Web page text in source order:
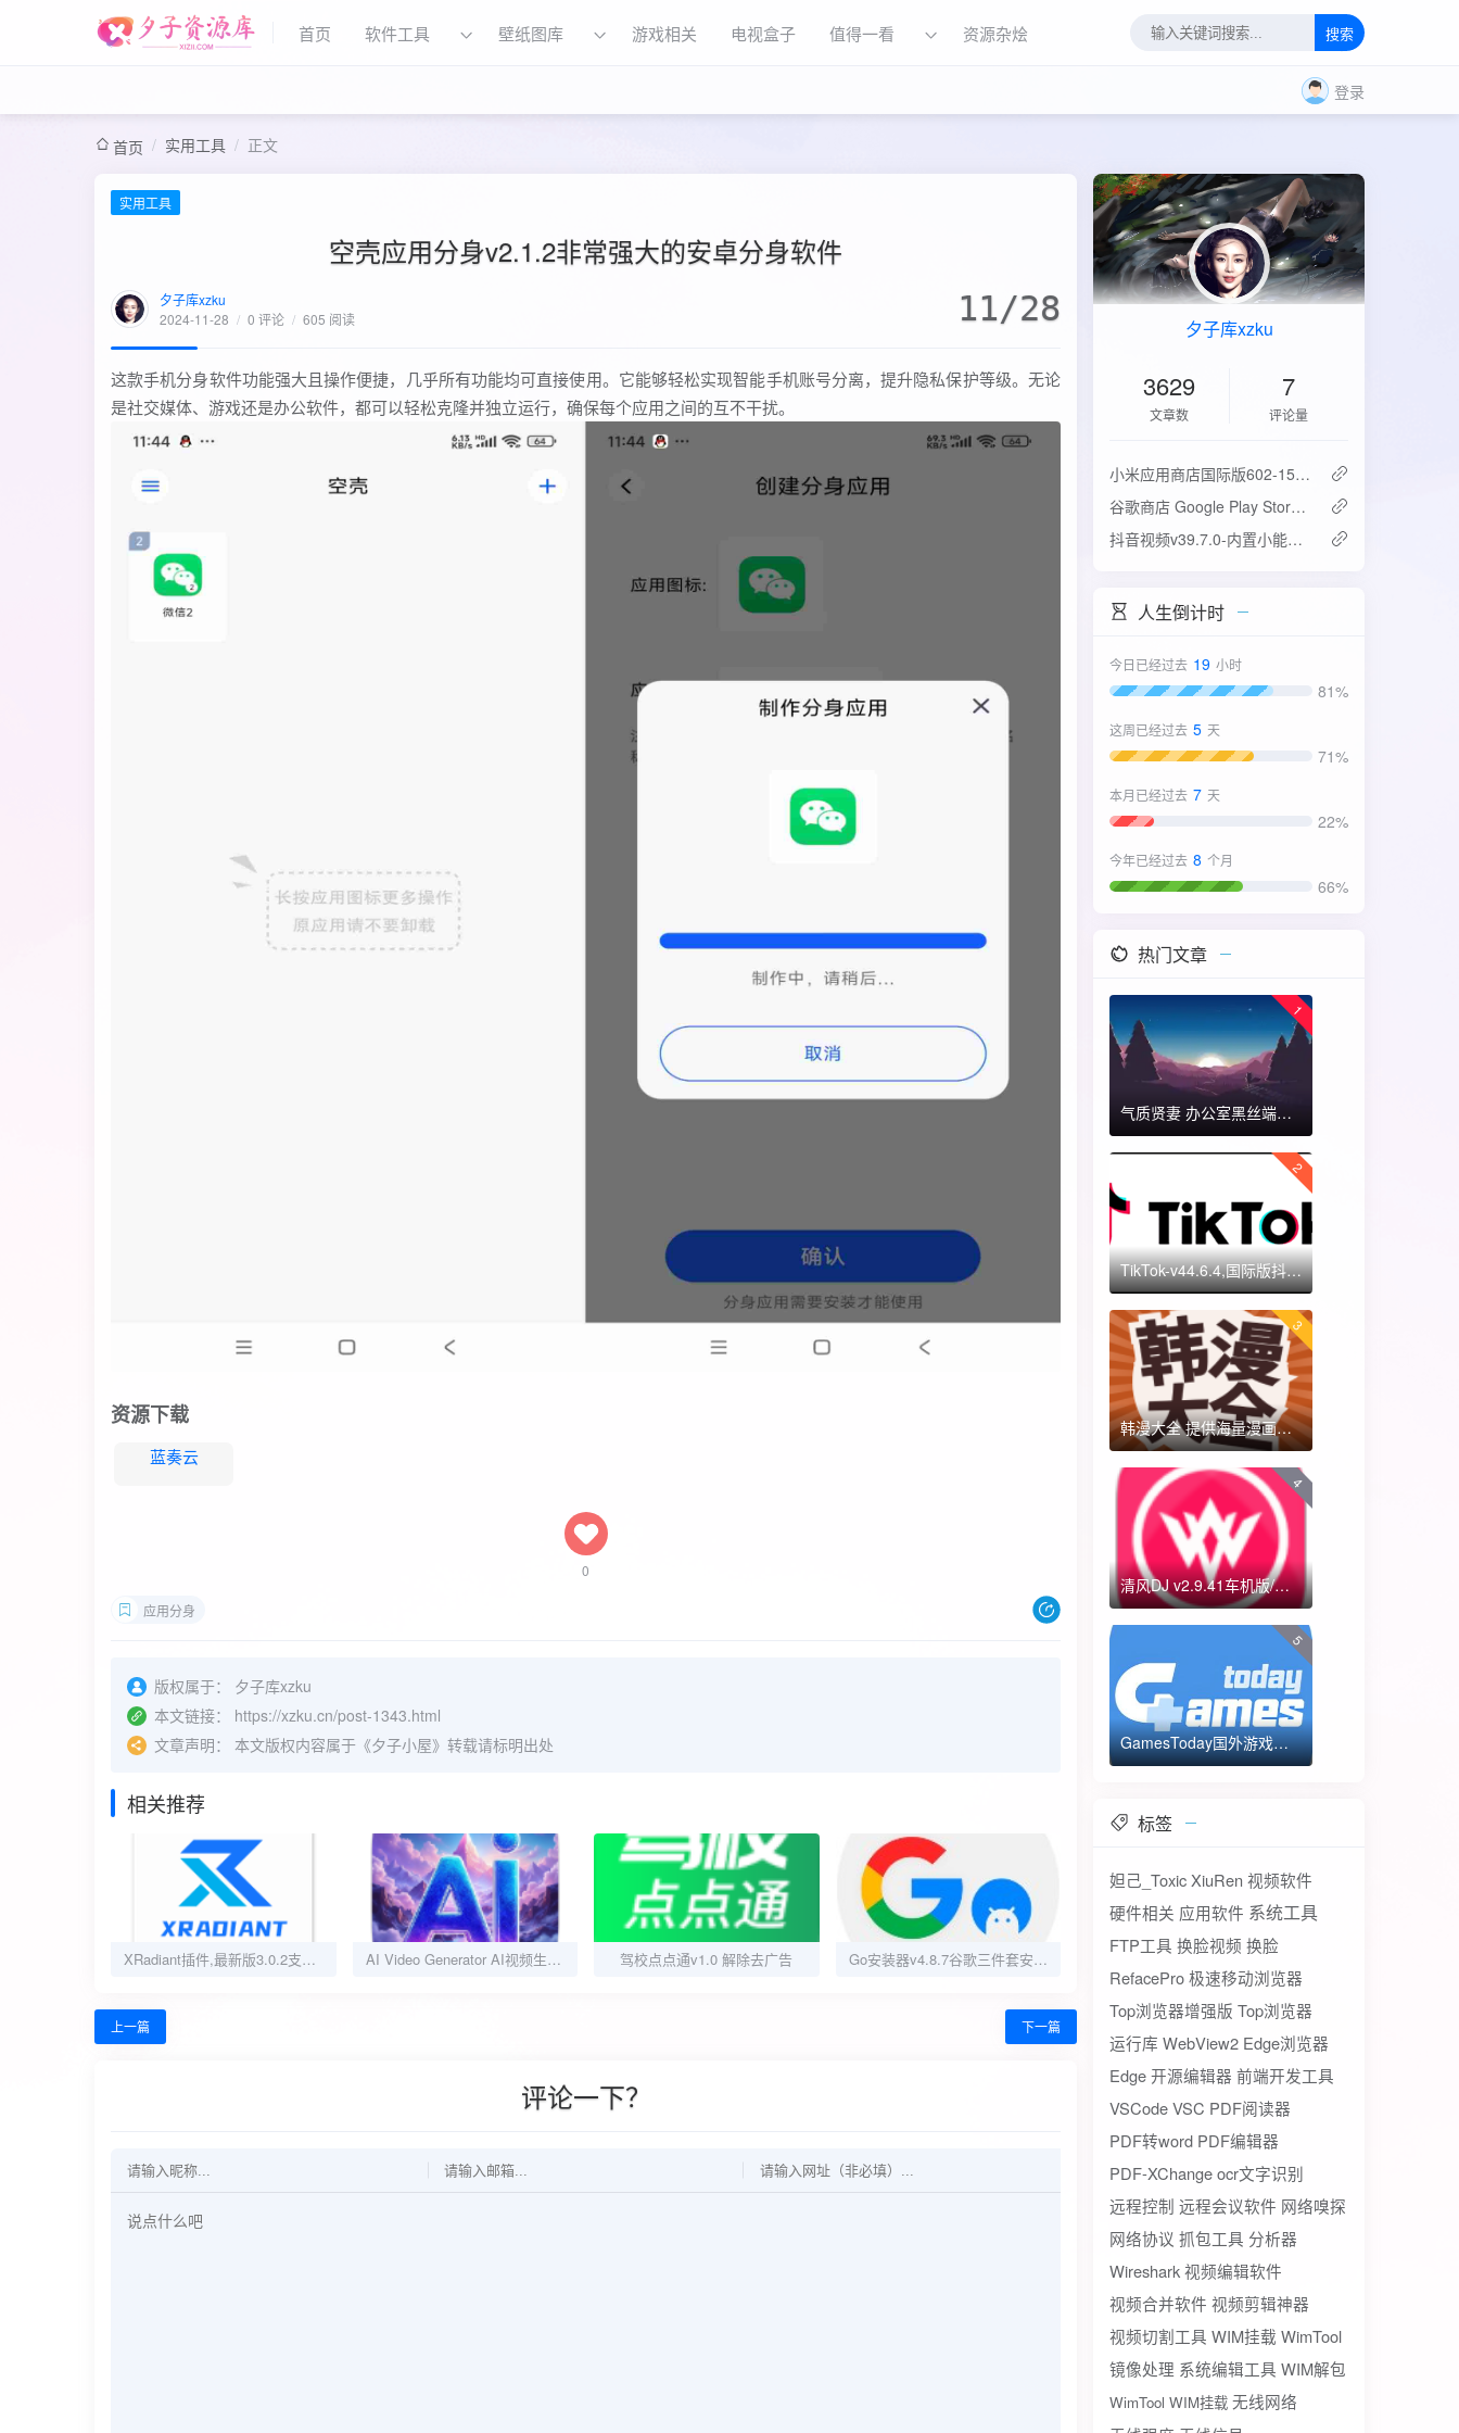
首页 软件工具 壁纸图库 游戏相关 电视盒子 值得一看 资源杂烩 搜索
登录
首页 / 实用工具 / 正文
实用工具
空壳应用分身v2.1.2非常强大的安卓分身软件
夕子库xzku
2024-11-28 / 0 评论 / 605 阅读 11/28
这款手机分身软件功能强大且操作便捷，几乎所有功能均可直接使用。它能够轻松实现智能手机账号分离，提升隐私保护等级。无论
是社交媒体、游戏还是办公软件，都可以轻松克隆并独立运行，确保每个应用之间的互不干扰。
资源下载
蓝奏云
0
应用分身
版权属于：
夕子库xzku
本文链接：
https://xzku.cn/post-1343.html
文章声明：
本文版权内容属于《夕子小屋》转载请标明出处
相关推荐
XRadiant插件,最新版3.0.2支付宝自动完成任务 AI Video Generator AI视频生成器1.7.5破解版｜无限次生成｜实测可用 驾校点点通v1.0 解除去广告 Go安装器v4.8.7谷歌三件套安装器畅玩谷歌商店
上一篇 下一篇
评论一下？
夕子库xzku
3629
文章数
7
评论量
‌小米应用商店国际版602-15.6.0.2：免登录直下，比谷歌商店快3倍！
谷歌商店 Google Play Store v52.4.42-31版
抖音视频v39.7.0-内置小能手2.0.7模块
人生倒计时
今日已经过去 19 小时
81%
这周已经过去 5 天
71%
本月已经过去 7 天
22%
今年已经过去 8 个月
66%
热门文章
1
气质贤妻 办公室黑丝端木蓉 国漫女神 ​​​
2
TikTok-v44.6.4,国际版抖音海外畅享,免拔卡体验!附保姆级详细使用指南
3
韩漫大全 提供海量漫画资源
4
清风DJ v2.9.41车机版/手机版-全方位DJ舞曲
5
GamesToday国外游戏下载器 不需要T子
标签
妲己_ToxicXiuRen 视频软件
硬件相关 应用软件 系统工具
FTP工具 换脸视频 换脸
RefacePro极速移动浏览器
Top浏览器增强版 Top浏览器
运行库 WebView2 Edge浏览器
Edge开源编辑器 前端开发工具
VSCodeVSC PDF阅读器
PDF转word PDF编辑器
PDF-XChangeocr文字识别
远程控制 远程会议软件 网络嗅探
网络协议 抓包工具 分析器
Wireshark视频编辑软件
视频合并软件 视频剪辑神器
视频切割工具 WIM挂载 WimTool
镜像处理 系统编辑工具 WIM解包
WimTool WIM挂载 无线网络